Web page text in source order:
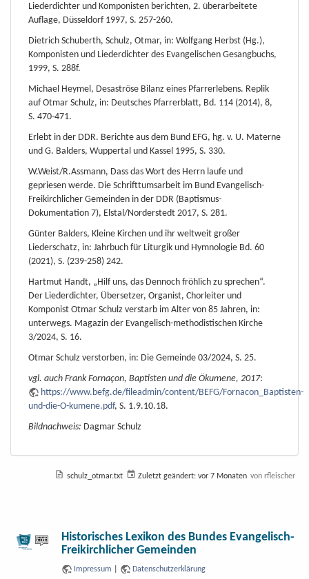
Liederdichter und Komponisten berichten, 2. überarbeitete
Auflage, Düsseldorf 1997, S. 257-260.
Dietrich Schuberth, Schulz, Otmar, in: Wolfgang Herbst (Hg.),
Komponisten und Liederdichter des Evangelischen Gesangbuchs,
1999, S. 288f.
Michael Heymel, Desaströse Bilanz eines Pfarrerlebens. Replik
auf Otmar Schulz, in: Deutsches Pfarrerblatt, Bd. 114 (2014), 8,
S. 470-471.
Erlebt in der DDR. Berichte aus dem Bund EFG, hg. v. U. Materne
und G. Balders, Wuppertal und Kassel 1995, S. 330.
W.Weist/R.Assmann, Dass das Wort des Herrn laufe und
gepriesen werde. Die Schrifttumsarbeit im Bund Evangelisch-
Freikirchlicher Gemeinden in der DDR (Baptismus-
Dokumentation 7), Elstal/Norderstedt 2017, S. 281.
Günter Balders, Kleine Kirchen und ihr weltweit großer
Liederschatz, in: Jahrbuch für Liturgik und Hymnologie Bd. 60
(2021), S. (239-258) 242.
Hartmut Handt, „Hilf uns, das Dennoch fröhlich zu sprechen“.
Der Liederdichter, Übersetzer, Organist, Chorleiter und
Komponist Otmar Schulz verstarb im Alter von 85 Jahren, in:
unterwegs. Magazin der Evangelisch-methodistischen Kirche
3/2024, S. 16.
Otmar Schulz verstorben, in: Die Gemeinde 03/2024, S. 25.
vgl. auch Frank Fornaçon, Baptisten und die Ökumene, 2017:
https://www.befg.de/fileadmin/content/BEFG/Fornacon_Baptisten-
und-die-O-kumene.pdf, S. 1.9.10.18.
Bildnachweis: Dagmar Schulz
schulz_otmar.txt Zuletzt geändert: vor 7 Monaten von rfleischer
Historisches Lexikon des Bundes Evangelisch-
Freikirchlicher Gemeinden
Impressum Datenschutzerklärung